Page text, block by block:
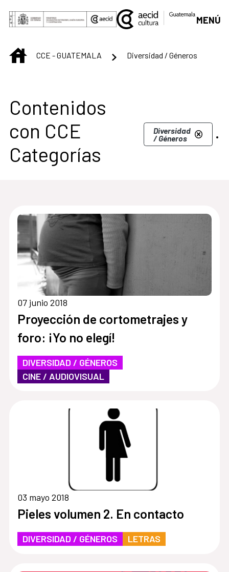
Saltar al contenido principal
MENÚ
INICIOCCE - GUATEMALA Diversidad / Géneros
Centro Cultural de
Contenidos
con CCE
Categorías
Diversidad
/ Géneros .
07 junio 2018
Proyección de cortometrajes y
foro: ¡Yo no elegí!
DIVERSIDAD / GÉNEROS
CINE / AUDIOVISUAL
03 mayo 2018
Pieles volumen 2. En contacto
DIVERSIDAD / GÉNEROS LETRAS